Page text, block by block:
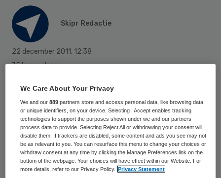
Skipr Redactie
22 december 2011, 12:38
75 keer gelezen
Het Slotervaartziekenhuis opent een poli
voor spoedeisende mondzorg. Volgens de
Amsterdamse instelling is het de eerste
ziekenhuispoli waar patiënten dag en nacht
terechtkunnen voor spoedeisende
tandheelkundige zorg.
We Care About Your Privacy
We and our889 partners store and access personal data, like browsing data
or unique identifiers, on your device. Selecting I Accept enables tracking
technologies to support the purposes shown under we and our partners
process data to provide. Selecting Reject All or withdrawing your consent will
disable them. If trackers are disabled, some content and ads you see may not
be as relevant to you. You can resurface this menu to change your choices or
withdraw consent at any time by clicking the Manage Preferences link on the
bottom of the webpage. Your choices will have effect within our Website. For
more details, refer to our Privacy Policy.
Privacy Statement